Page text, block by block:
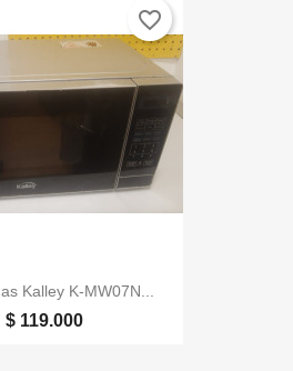
Kalley K-MW07N...
$ 119.000
favorite_border